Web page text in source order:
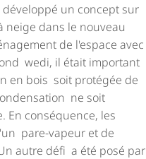
un concept sur
dans le nouveau
de l'espace avec
wedi, il était important
en bois soit protégée de
ne soit
En conséquence, les
pare-vapeur et de
autre défi a été posé par